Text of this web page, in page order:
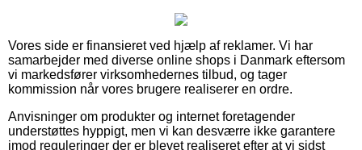
Vores side er finansieret ved hjælp af reklamer. Vi har
samarbejder med diverse online shops i Danmark eftersom
vi markedsfører virksomhedernes tilbud, og tager
kommission når vores brugere realiserer en ordre.
Anvisninger om produkter og internet foretagender
understøttes hyppigt, men vi kan desværre ikke garantere
imod reguleringer der er blevet realiseret efter at vi sidst